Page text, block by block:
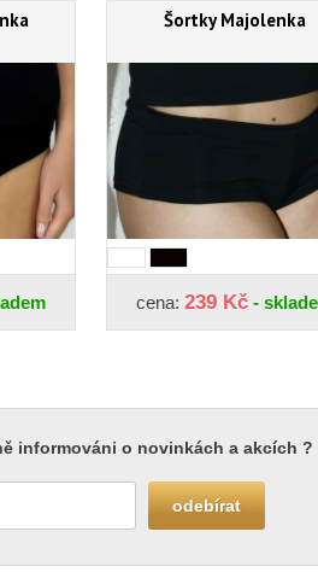
Šortky Majolenka
cena: 239 Kč -
informováni o novinkách a akcích ?